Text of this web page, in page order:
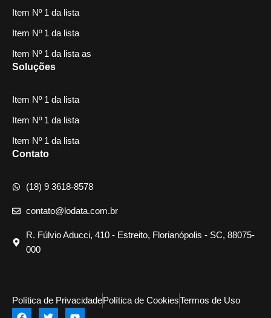
Item Nº 1 da lista
Item Nº 1 da lista
Item Nº 1 da lista as
Soluções
Item Nº 1 da lista
Item Nº 1 da lista
Item Nº 1 da lista
Contato
(18) 9 3618-8578
contato@lodata.com.br
R. Fúlvio Aducci, 410 - Estreito, Florianópolis - SC, 88075-
000
Política de PrivacidadePolítica de CookiesTermos de Uso